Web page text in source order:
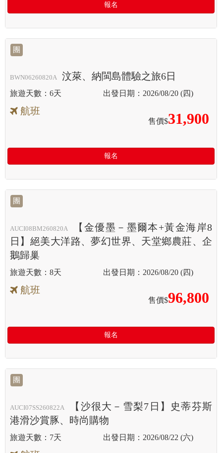
報名
團
BWN06260820A 汶萊、納閩島體驗之旅6日
6天 2026/08/20 (四)
航班
售價$31,900
報名
團
AUCI08BM260820A
【金優墨－墨爾本+黃金海岸8
日】絕美大洋路、夢幻世界、天堂鄉農莊、企
鵝歸巢
8天 2026/08/20 (四)
航班
售價$96,800
報名
團
AUCI07SS260822A
【沙很大－雪梨7日】史蒂芬斯
港滑沙賞豚、時尚購物
7天 2026/08/22 (六)